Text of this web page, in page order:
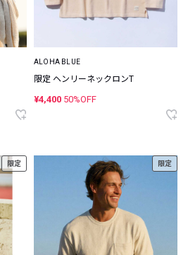
ALOHA BLUE
限定 ヘンリーネックロンT
¥4,400 50%OFF
限定 限定